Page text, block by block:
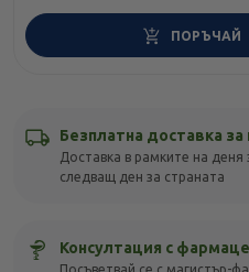
ПОРЪЧАЙ
Безплатна доставка
Доставка в рамките на деня
следващ ден за страната
Консултация с